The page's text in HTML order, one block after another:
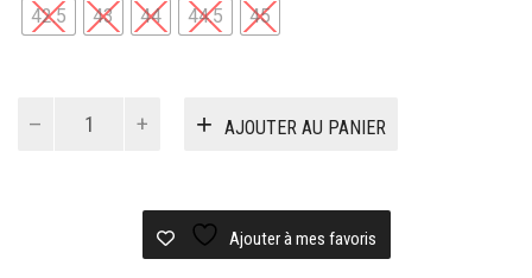
42.5
43 44 44.5 45
AJOUTER AU PANIER
Ajouter à mes favoris